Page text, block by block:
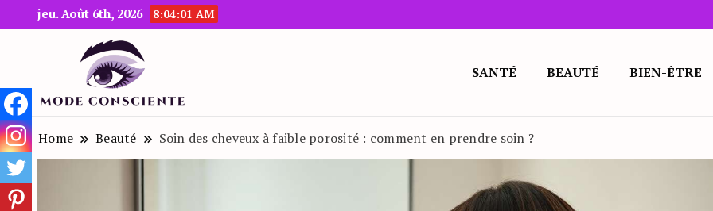
jeu. Août 6th, 2026 8:04:02 AM
SANTÉ BEAUTÉ BIEN-ÊTRE
Home Beauté Soin des cheveux à faible porosité : comment en prendre soin ?